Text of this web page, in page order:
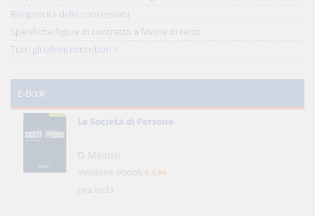
Reciprocità delle concessioni
Specifiche figure di contratto a favore di terzo
Tutti gli ultimi contributi >
E-Book
Le Società di Persone
D. Minussi
Versione ebook € 5,99
(iva incl.)